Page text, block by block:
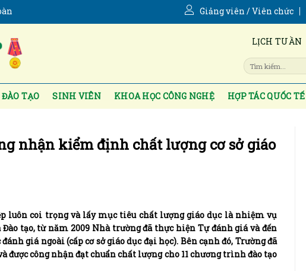
Giảng viên / Viên chức
LỊCH TUẦN
ĐÀO TẠO SINH VIÊN KHOA HỌC CÔNG NGHỆ HỢP TÁC QUỐC TẾ
nhận kiểm định chất lượng cơ sở giáo
luôn coi trọng và lấy mục tiêu chất lượng giáo dục là nhiệm vụ
tạo, từ năm 2009 Nhà trường đã thực hiện Tự đánh giá và đến
giá ngoài (cấp cơ sở giáo dục đại học). Bên cạnh đó, Trường đã
công nhận đạt chuẩn chất lượng cho 11 chương trình đào tạo